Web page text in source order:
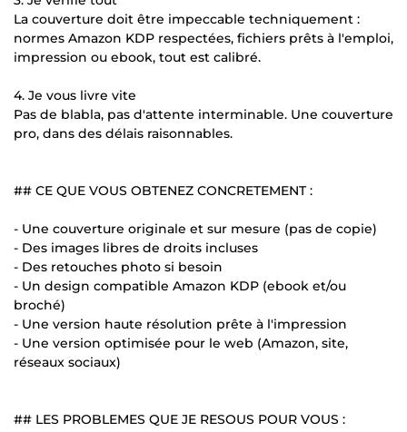
La couverture doit être impeccable techniquement :
normes Amazon KDP respectées, fichiers prêts à l'emploi,
impression ou ebook, tout est calibré.
4. Je vous livre vite
Pas de blabla, pas d'attente interminable. Une couverture
pro, dans des délais raisonnables.
## CE QUE VOUS OBTENEZ CONCRETEMENT :
- Une couverture originale et sur mesure (pas de copie)
- Des images libres de droits incluses
- Des retouches photo si besoin
- Un design compatible Amazon KDP (ebook et/ou
broché)
- Une version haute résolution prête à l'impression
- Une version optimisée pour le web (Amazon, site,
réseaux sociaux)
## LES PROBLEMES QUE JE RESOUS POUR VOUS :